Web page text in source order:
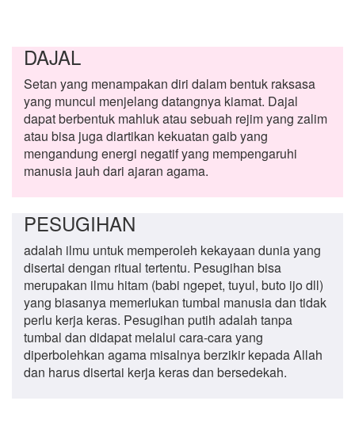
DAJAL
Setan yang menampakan diri dalam bentuk raksasa
yang muncul menjelang datangnya kiamat. Dajal
dapat berbentuk mahluk atau sebuah rejim yang zalim
atau bisa juga diartikan kekuatan gaib yang
mengandung energi negatif yang mempengaruhi
manusia jauh dari ajaran agama.
PESUGIHAN
adalah ilmu untuk memperoleh kekayaan dunia yang
disertai dengan ritual tertentu. Pesugihan bisa
merupakan ilmu hitam (babi ngepet, tuyul, buto ijo dll)
yang biasanya memerlukan tumbal manusia dan tidak
perlu kerja keras. Pesugihan putih adalah tanpa
tumbal dan didapat melalui cara-cara yang
diperbolehkan agama misalnya berzikir kepada Allah
dan harus disertai kerja keras dan bersedekah.